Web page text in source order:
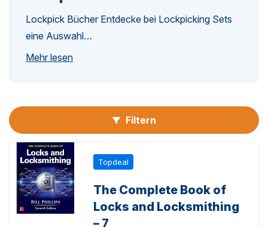
Lockpick Bücher Entdecke bei Lockpicking Sets
eine Auswahl…
Mehr lesen
Filtern
Topdeal
The Complete Book of
Locks and Locksmithing
– 7